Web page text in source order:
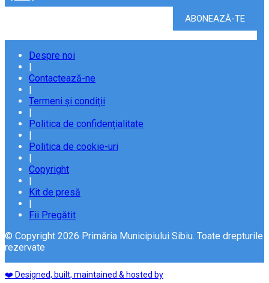
Despre noi
Contactează-ne
Termeni și condiții
Politica de confidențialitate
Politica de cookie-uri
Copyright
Kit de presă
Fii Pregătit
© Copyright 2026 Primăria Municipiului Sibiu. Toate drepturile
rezervate
❤️ Designed, built, maintained & hosted by